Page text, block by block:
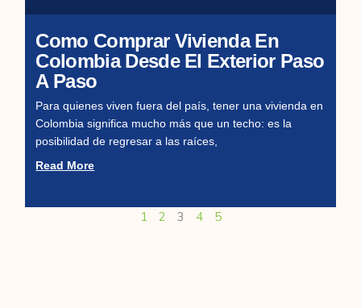
Como Comprar Vivienda En
Colombia Desde El Exterior Paso
A Paso
Para quienes viven fuera del país, tener una vivienda en
Colombia significa mucho más que un techo: es la
posibilidad de regresar a las raíces,
Read More
1 2 3 4 5